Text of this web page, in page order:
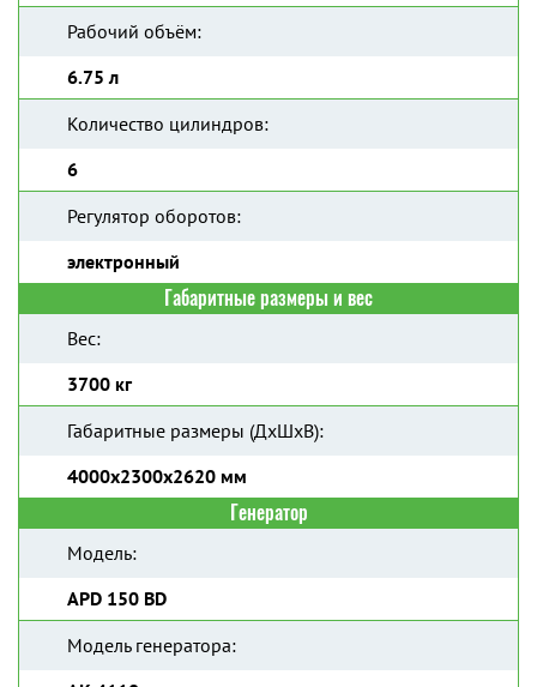
Рабочий объём:
6.75 л
Количество цилиндров:
6
Регулятор оборотов:
электронный
Габаритные размеры и вес
Вес:
3700 кг
Габаритные размеры (ДхШхВ):
4000х2300х2620 мм
Генератор
Модель:
APD 150 BD
Модель генератора: